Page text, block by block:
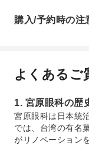
購入/予約時の注
よくあるご
1. 宮原眼科の歴
宮原眼科は日本統
では、台湾の有名
がリノベーション